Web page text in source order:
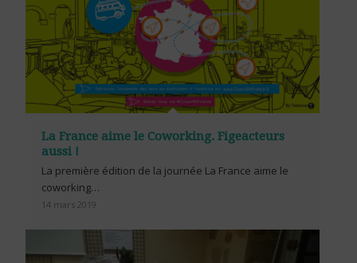
La France aime le Coworking. Figeacteurs
aussi !
La première édition de la journée La France aime le
coworking…
14 mars 2019